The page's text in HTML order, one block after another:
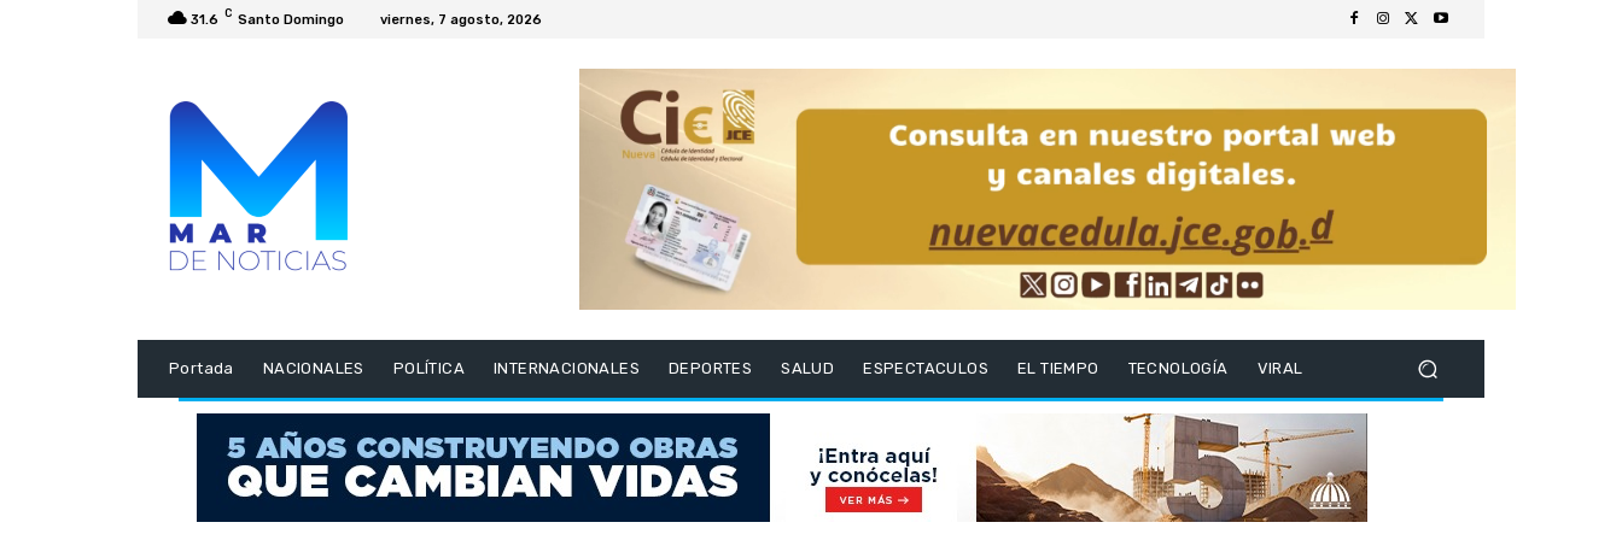
31.6 C Santo Domingo viernes, 7 agosto, 2026
Portada NACIONALES POLÍTICA INTERNACIONALES DEPORTES SALUD ESPECTACULOS EL TIEMPO TECNOLOGÍA VIRAL